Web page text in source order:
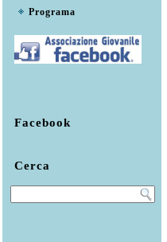
Programa
Facebook
Cerca